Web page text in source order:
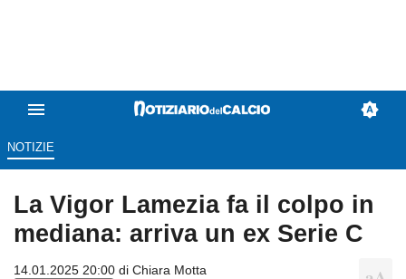
NOTIZIE
La Vigor Lamezia fa il colpo in
mediana: arriva un ex Serie C
14.01.2025 20:00 di Chiara Motta